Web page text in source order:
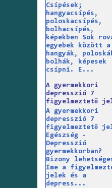
Csípések;
hangyacsípés,
poloskacsípés,
bolhacsípés,
képekben Sok
egyebek között a
hangyák,
bolhák, képesek
csípni. E...
A gyermekkori
depresszió 7
figyelmeztető
A gyermekkori
depresszió 7
figyelmeztető
Egészség -
Depresszió
gyermekkorban?
Bizony
Íme a
jelek és a
depress...